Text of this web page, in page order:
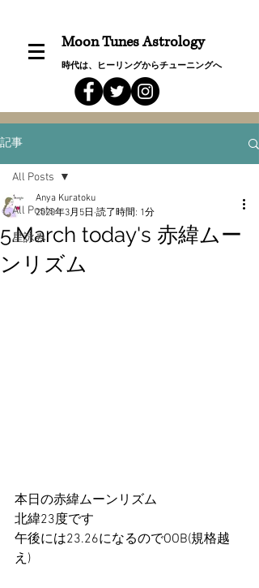
Moon Tunes Astrology
時代は、ヒーリングからチューニングへ
記事
All Posts
星詠み
All Posts
5.March today's 赤緯ムー
ンリズム
Anya Kuratoku
2020年3月5日 読了時間: 1分
本日の赤緯ムーンリズム
北緯23度です
午後には23.26になるのでOOB(規格越
え)